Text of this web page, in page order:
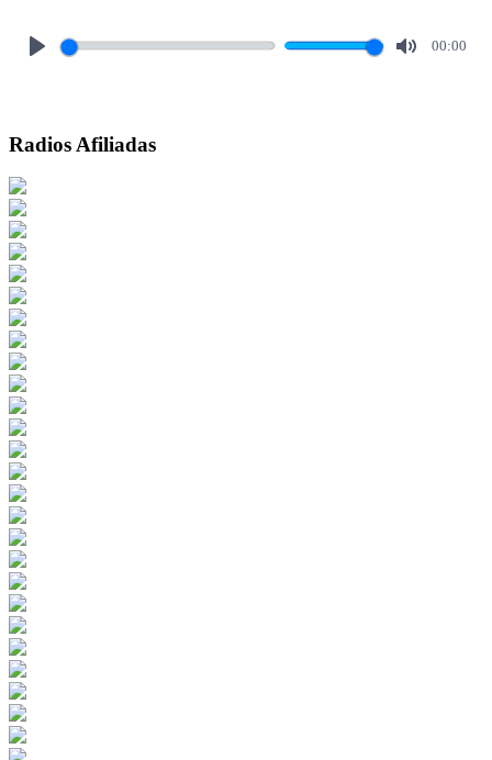
00:00
Radios Afiliadas